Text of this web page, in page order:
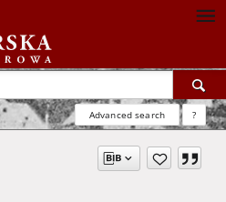
Advanced search ?